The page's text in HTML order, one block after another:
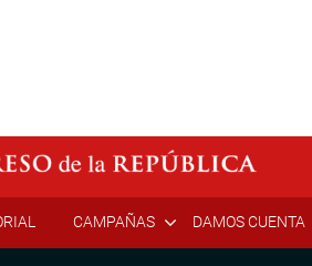
CAMPAÑAS DAMOS CUENTA